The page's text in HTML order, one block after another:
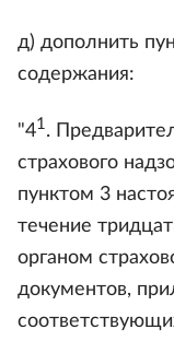
д) дополнить
содержания:
"41.
страхового
пунктом 3
течение
органом
документов,